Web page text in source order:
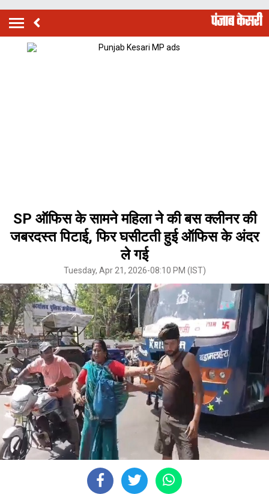
SP ऑफिस के सामने महिला ने की बस क्लीनर की
जबरदस्त पिटाई, फिर घसीटती हुई ऑफिस के अंदर
ले गई
Tuesday, Apr 21, 2026-08:10 PM (IST)